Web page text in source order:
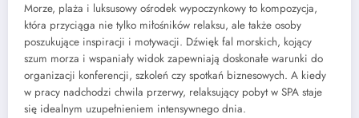
Morze, plaża i luksusowy ośrodek wypoczynkowy to kompozycja,
która przyciąga nie tylko miłośników relaksu, ale także osoby
poszukujące inspiracji i motywacji. Dźwięk fal morskich, kojący
szum morza i wspaniały widok zapewniają doskonałe warunki do
organizacji konferencji, szkoleń czy spotkań biznesowych. A kiedy
w pracy nadchodzi chwila przerwy, relaksujący pobyt w SPA staje
się idealnym uzupełnieniem intensywnego dnia.